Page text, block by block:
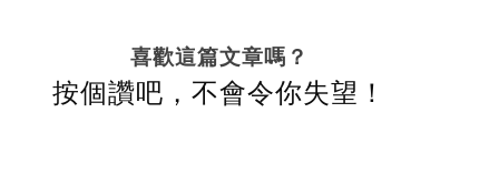
喜歡這篇文章嗎？
按個讚吧，不會令你失望！